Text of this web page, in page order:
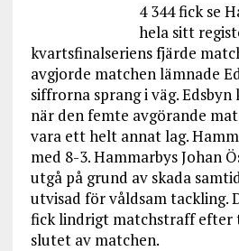
4 344 fick se
hela sitt
kvartsfinalseriens fjärde
avgjorde matchen lämnade
siffrorna sprang i väg.
när den femte avgörande
vara ett helt annat lag.
med 8-3. Hammarbys Johan
utgå på grund av skada
utvisad för våldsam tackling.
fick lindrigt matchstraff efter
slutet av matchen.